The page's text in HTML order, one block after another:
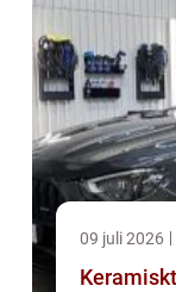
09 juli 2026